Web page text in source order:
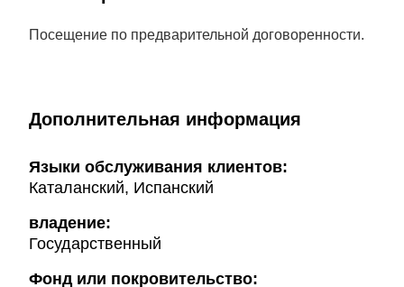
Посещение по предварительной договоренности.
Дополнительная информация
Языки обслуживания клиентов:
Каталанский, Испанский
владение:
Государственный
Фонд или покровительство: